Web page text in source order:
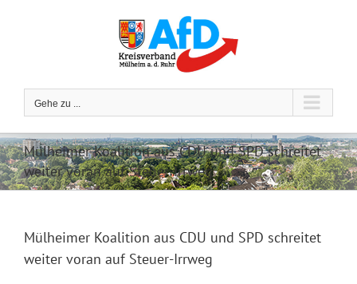
Gehe zu ...
Mülheimer Koalition aus CDU und SPD schreitet
weiter voran auf Steuer-Irrweg
Mülheimer Koalition aus CDU und SPD schreitet
weiter voran auf Steuer-Irrweg